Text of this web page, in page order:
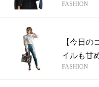
FASHION
【今日の
イルも甘
FASHION